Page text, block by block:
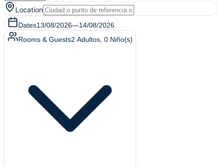
Location
Dates13/08/2026—14/08/2026
Rooms & Guests2 Adultos 0 Niño(s)